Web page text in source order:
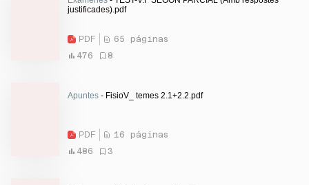
justificades).pdf
PDF
65 páginas
476
8
Apuntes - FisioV_ temes 2.1+2.2.pdf
PDF
16 páginas
486
3